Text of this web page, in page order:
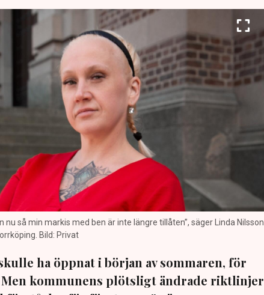
nu så min markis med ben är inte längre tillåten”, säger Linda Nilsson
Bild: Privat
ha öppnat i början av sommaren, för
kommunens plötsligt ändrade riktlinjer